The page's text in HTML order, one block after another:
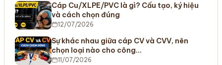
Cáp Cu/XLPE/PVC là gì? Cấu tạo, ký hiệu
và cách chọn đúng
12/07/2026
Sự khác nhau giữa cáp CV và CVV, nên
chọn loại nào cho công…
11/07/2026